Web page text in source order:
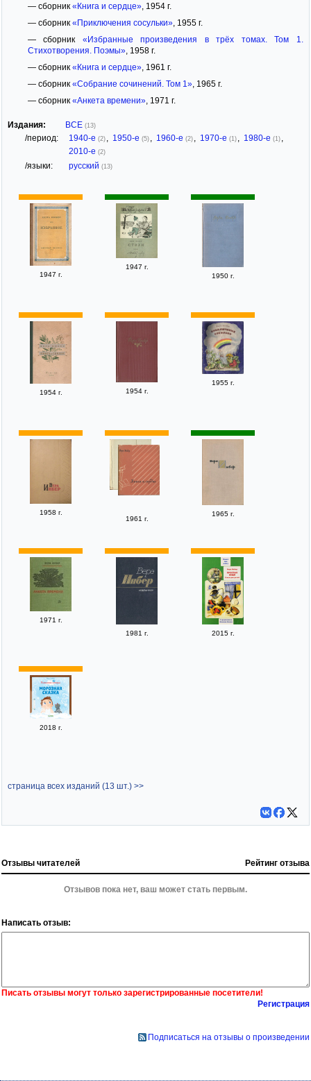
— сборник «Книга и сердце», 1954 г.
— сборник «Приключения сосульки», 1955 г.
— сборник «Избранные произведения в трёх томах. Том 1.
Стихотворения. Поэмы», 1958 г.
— сборник «Книга и сердце», 1961 г.
— сборник «Собрание сочинений. Том 1», 1965 г.
— сборник «Анкета времени», 1971 г.
Издания: ВСЕ (13)
/период: 1940-е (2) 1950-е (5) 1960-е (2) 1970-е (1) 1980-е (1)
2010-е (2)
/языки: русский (13)
1947 г.
1947 г.
1950 г.
1954 г. 1954 г.
1955 г.
1958 г.
1961 г.
1965 г.
1971 г.
1981 г.
2015 г.
2018 г.
страница всех изданий (13 шт.) >>
Отзывы читателей Рейтинг отзыва
Отзывов пока нет, ваш может стать первым.
Написать отзыв:
Писать отзывы могут только зарегистрированные посетители!
Регистрация
Подписаться на отзывы о произведении